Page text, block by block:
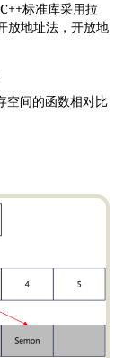
C++标准库采用拉
放地址法，开放地
空间的函数相对比